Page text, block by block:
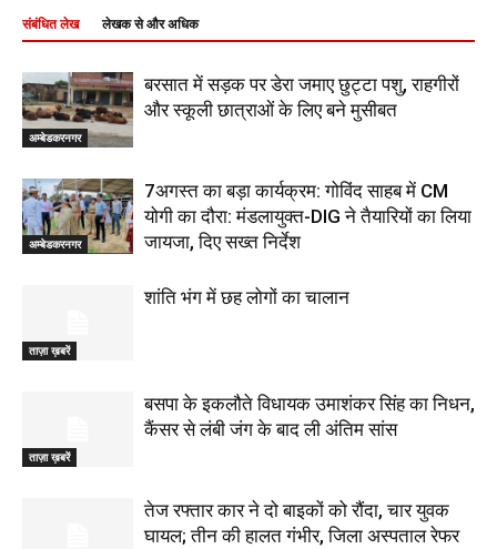
संबंधित लेख लेखक से और अधिक
अम्बेडकरनगर
बरसात में सड़क पर डेरा जमाए छुट्टा पशु, राहगीरों
और स्कूली छात्राओं के लिए बने मुसीबत
अम्बेडकरनगर
7अगस्त का बड़ा कार्यक्रम: गोविंद साहब में CM
योगी का दौरा: मंडलायुक्त-DIG ने तैयारियों का लिया
जायजा, दिए सख्त निर्देश
ताज़ा ख़बरें
शांति भंग में छह लोगों का चालान
ताज़ा ख़बरें
बसपा के इकलौते विधायक उमाशंकर सिंह का निधन,
कैंसर से लंबी जंग के बाद ली अंतिम सांस
तेज रफ्तार कार ने दो बाइकों को रौंदा, चार युवक
घायल; तीन की हालत गंभीर, जिला अस्पताल रेफर